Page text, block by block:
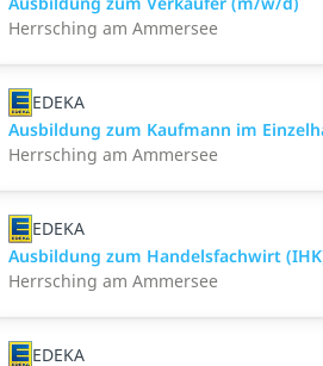
Herrsching am Ammersee
EDEKA
Ausbildung zum Kaufmann im
Herrsching am Ammersee
EDEKA
Ausbildung zum Handelsfachwirt
Herrsching am Ammersee
EDEKA